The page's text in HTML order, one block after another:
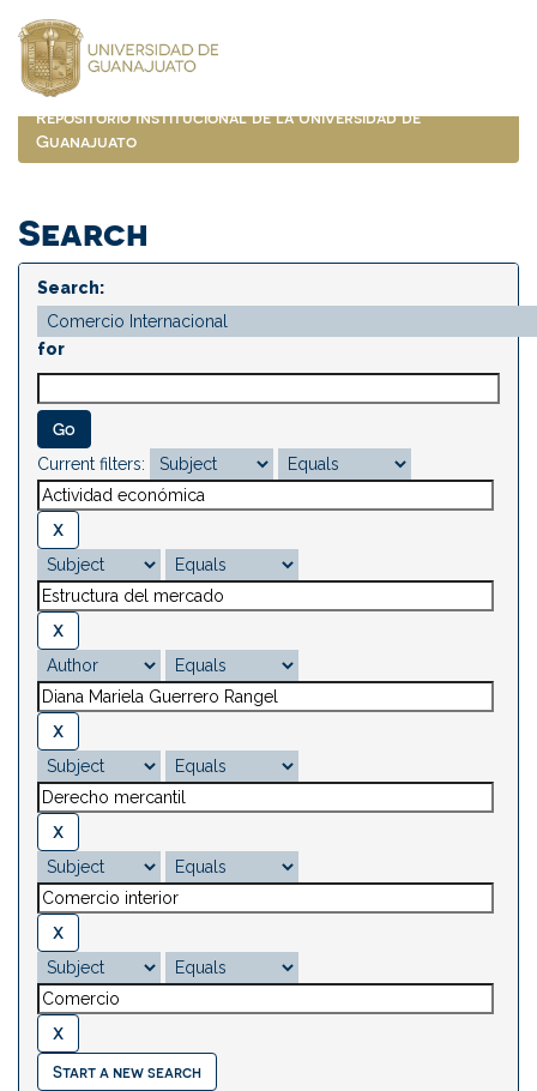
navigation
Repositorio Institucional de la Universidad de
Guanajuato
Search
Search:
for
Current filters:
Start a new search